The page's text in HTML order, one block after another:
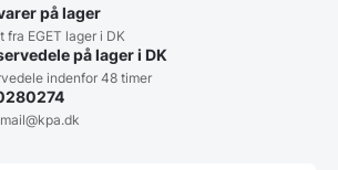
på lager
fra EGET lager i DK
på lager i DK
indenfor 48 timer
mail@kpa.dk